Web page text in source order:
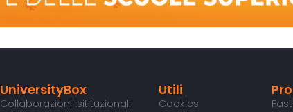
UniversityBox
Collaborazioni isitituzionali
Utili
Cookies